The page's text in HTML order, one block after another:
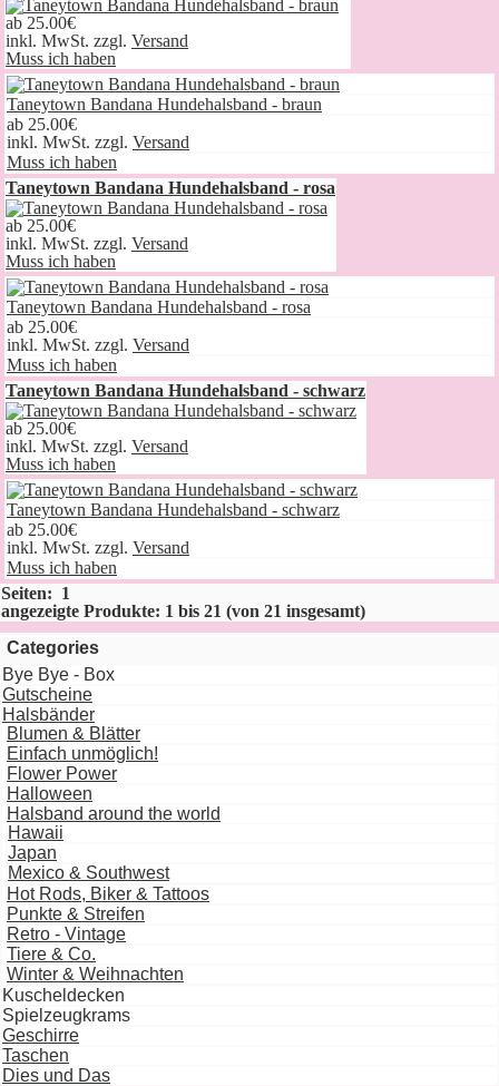
ab 25.00€
inkl. MwSt. zzgl. Versand
Muss ich haben
Taneytown Bandana Hundehalsband - braun
ab 25.00€
inkl. MwSt. zzgl. Versand
Muss ich haben
Taneytown Bandana Hundehalsband - rosa
ab 25.00€
inkl. MwSt. zzgl. Versand
Muss ich haben
Taneytown Bandana Hundehalsband - rosa
ab 25.00€
inkl. MwSt. zzgl. Versand
Muss ich haben
Taneytown Bandana Hundehalsband - schwarz
ab 25.00€
inkl. MwSt. zzgl. Versand
Muss ich haben
Taneytown Bandana Hundehalsband - schwarz
ab 25.00€
inkl. MwSt. zzgl. Versand
Muss ich haben
Seiten: 1
angezeigte Produkte: 1 bis 21 (von 21 insgesamt)
Categories
Bye Bye - Box
Gutscheine
Halsbänder
Blumen & Blätter
Einfach unmöglich!
Flower Power
Halloween
Halsband around the world
Hawaii
Japan
Mexico & Southwest
Hot Rods, Biker & Tattoos
Punkte & Streifen
Retro - Vintage
Tiere & Co.
Winter & Weihnachten
Kuscheldecken
Spielzeugkrams
Geschirre
Taschen
Dies und Das